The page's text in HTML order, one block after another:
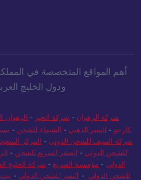
أهم المواقع المتخصصة في
شركة الرهوان شركة الخير- الرهوان
كارجو - النسر الذهبي -الشيماء للشحن-
شركة السيف للشحن الدولي
المركز
للشحن الدولي -الصقر السريع للشحن -
الدولي- مؤسسة السريع-شركة الخليج